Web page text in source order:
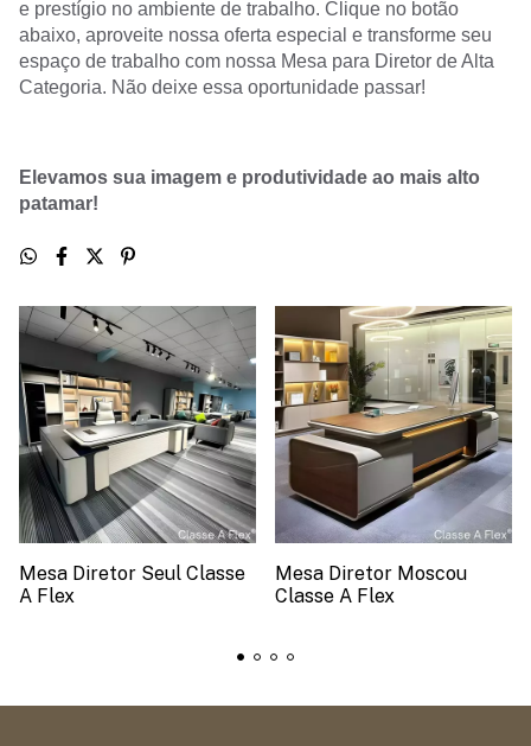
e prestígio no ambiente de trabalho. Clique no botão
abaixo, aproveite nossa oferta especial e transforme seu
espaço de trabalho com nossa Mesa para Diretor de Alta
Categoria. Não deixe essa oportunidade passar!
Elevamos sua imagem e produtividade ao mais alto
patamar!
Mesa Diretor Seul Classe
A Flex
Mesa Diretor Moscou
Classe A Flex